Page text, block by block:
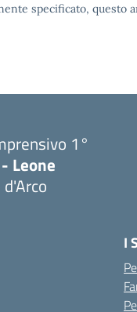
specificato, questo
1°
Leone
I